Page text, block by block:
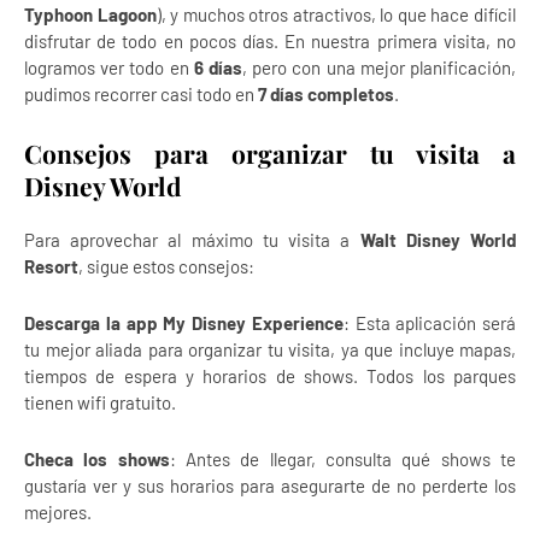
Typhoon Lagoon), y muchos otros atractivos, lo que hace difícil
disfrutar de todo en pocos días. En nuestra primera visita, no
logramos ver todo en 6 días, pero con una mejor planificación,
pudimos recorrer casi todo en 7 días completos.
Consejos para organizar tu visita a
Disney World
Para aprovechar al máximo tu visita a Walt Disney World
Resort, sigue estos consejos:
Descarga la app My Disney Experience: Esta aplicación será
tu mejor aliada para organizar tu visita, ya que incluye mapas,
tiempos de espera y horarios de shows. Todos los parques
tienen wifi gratuito.
Checa los shows: Antes de llegar, consulta qué shows te
gustaría ver y sus horarios para asegurarte de no perderte los
mejores.